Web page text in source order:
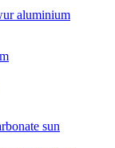
aluminium